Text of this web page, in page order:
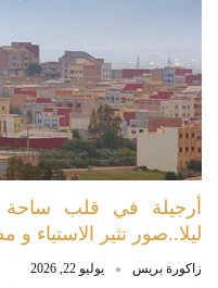
أرجيلة في قلب
ليلا..صور تثير الاستياء
زاكورة بريس يوليو 22, 2026